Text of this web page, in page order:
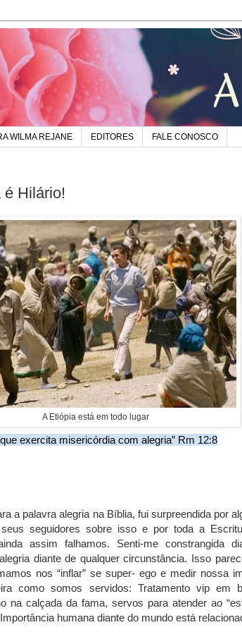
WILMA REJANE EDITORES FALE CONOSCO
é Hilário!
A Etiópia está em todo lugar
exercita misericórdia com alegria” Rm 12:8
a palavra alegria na Bíblia, fui surpreendida por
seguidores sobre isso e por toda a
assim falhamos. Senti-me constrangida
diante de qualquer circunstância. Isso
nos “inflar” se super- ego e medir nossa
como somos servidos: Tratamento vip em
na calçada da fama, servos para atender ao
humana diante do mundo está